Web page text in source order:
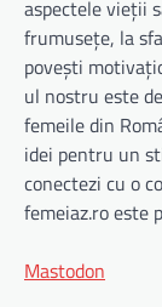
aspectele vieții
frumusețe, la
povești
ul nostru este
femeile din
idei pentru un
conectezi cu o
femeiaz.ro este
Mastodon